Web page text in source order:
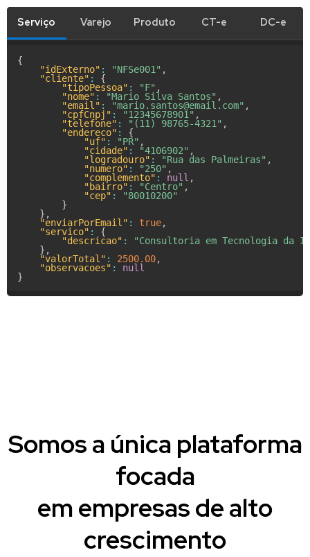
Serviço Varejo Produto CT-e DC-e
{
"idExterno" : "NFSe001" ,
"cliente" :
{
"tipoPessoa" : "F" ,
"nome" : "Mario Silva Santos" ,
"email" : "mario.santos@email.com" ,
"cpfCnpj" : "12345678901" ,
"telefone" : "(11) 98765-4321" ,
"endereco" :
{
"uf" : "PR" ,
"cidade" : "4106902" ,
"logradouro" : "Rua das Palmeiras" ,
"numero" : "250" ,
"complemento" : null ,
"bairro" : "Centro" ,
"cep" :
"80010200"
}
} ,
"enviarPorEmail" : true,
"servico" :
{
"descricao" :
"Consultoria em Tecnologia da
} ,
"valorTotal" : 2500.00,
"observacoes" :
null
}
Somos a única plataforma
focada
em empresas de alto
crescimento